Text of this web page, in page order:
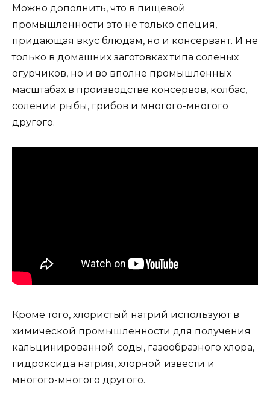
Можно дополнить, что в пищевой
промышленности это не только специя,
придающая вкус блюдам, но и консервант. И не
только в домашних заготовках типа соленых
огурчиков, но и во вполне промышленных
масштабах в производстве консервов, колбас,
солении рыбы, грибов и многого-многого
другого.
Кроме того, хлористый натрий используют в
химической промышленности для получения
кальцинированной соды, газообразного хлора,
гидроксида натрия, хлорной извести и
многого-многого другого.